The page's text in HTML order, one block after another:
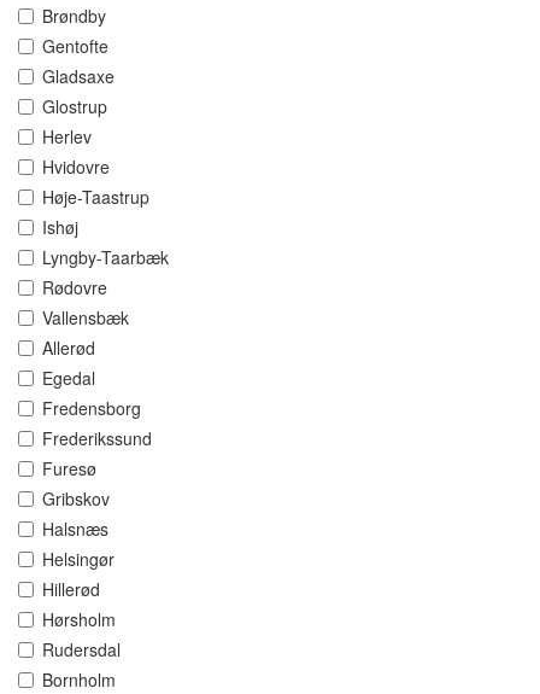
Brøndby
Gentofte
Gladsaxe
Glostrup
Herlev
Hvidovre
Høje-Taastrup
Ishøj
Lyngby-Taarbæk
Rødovre
Vallensbæk
Allerød
Egedal
Fredensborg
Frederikssund
Furesø
Gribskov
Halsnæs
Helsingør
Hillerød
Hørsholm
Rudersdal
Bornholm